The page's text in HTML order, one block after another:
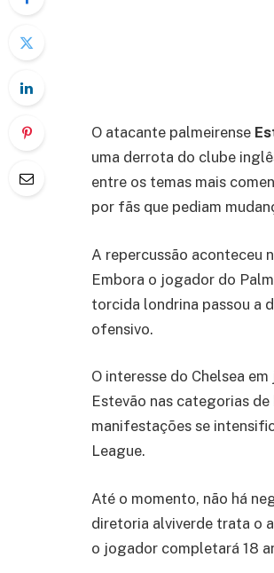
O atacante palmeirense
uma derrota do clube
entre os temas mais
por fãs que pediam
A repercussão aconteceu
Embora o jogador do
torcida londrina passou a
ofensivo.
O interesse do Chelsea
Estevão nas categorias
manifestações se
League.
Até o momento, não há
diretoria alviverde trata o
o jogador completará 18